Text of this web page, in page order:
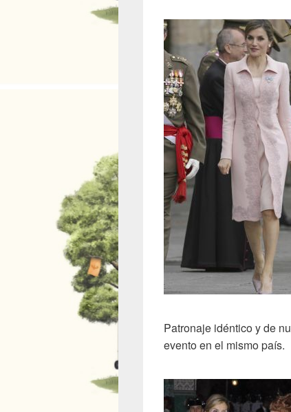
Patronaje idéntico y de
evento en el mismo país.